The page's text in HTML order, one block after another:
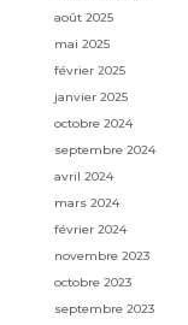
août 2025
mai 2025
février 2025
janvier 2025
octobre 2024
septembre 2024
avril 2024
mars 2024
février 2024
novembre 2023
octobre 2023
septembre 2023